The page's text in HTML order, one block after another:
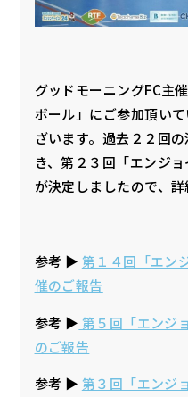
グッドモーニングFC主
ボール」にご参加頂い
ざいます。過去２２回
き、第２３回「エンジ
が決定しましたので、詳
参考 ▶︎ 第１４回「エン
催のご報告
参考 ▶︎ 第５回「エンジ
のご報告
参考 ▶︎ 第３回「エンジ